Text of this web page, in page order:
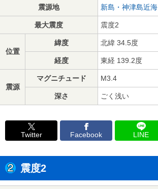
震源地 新島・神津島近海
最大震度 震度2
位置
緯度 北緯 34.5度
経度 東経 139.2度
震源
マグニチュード M3.4
深さ ごく浅い
Twitter Facebook LINE
震度2